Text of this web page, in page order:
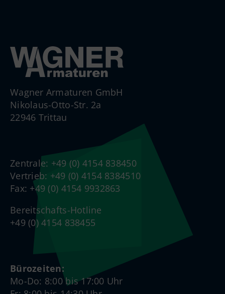
Wagner Armaturen GmbH
Nikolaus-Otto-Str. 2a
22946 Trittau
Zentrale: +49 (0) 4154 838450
Vertrieb: +49 (0) 4154 8384510
Fax: +49 (0) 4154 9932863
Bereitschafts-Hotline
+49 (0) 4154 838455
Bürozeiten:
Mo-Do: 8:00 bis 17:00 Uhr